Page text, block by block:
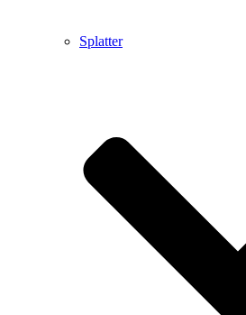
Splatter